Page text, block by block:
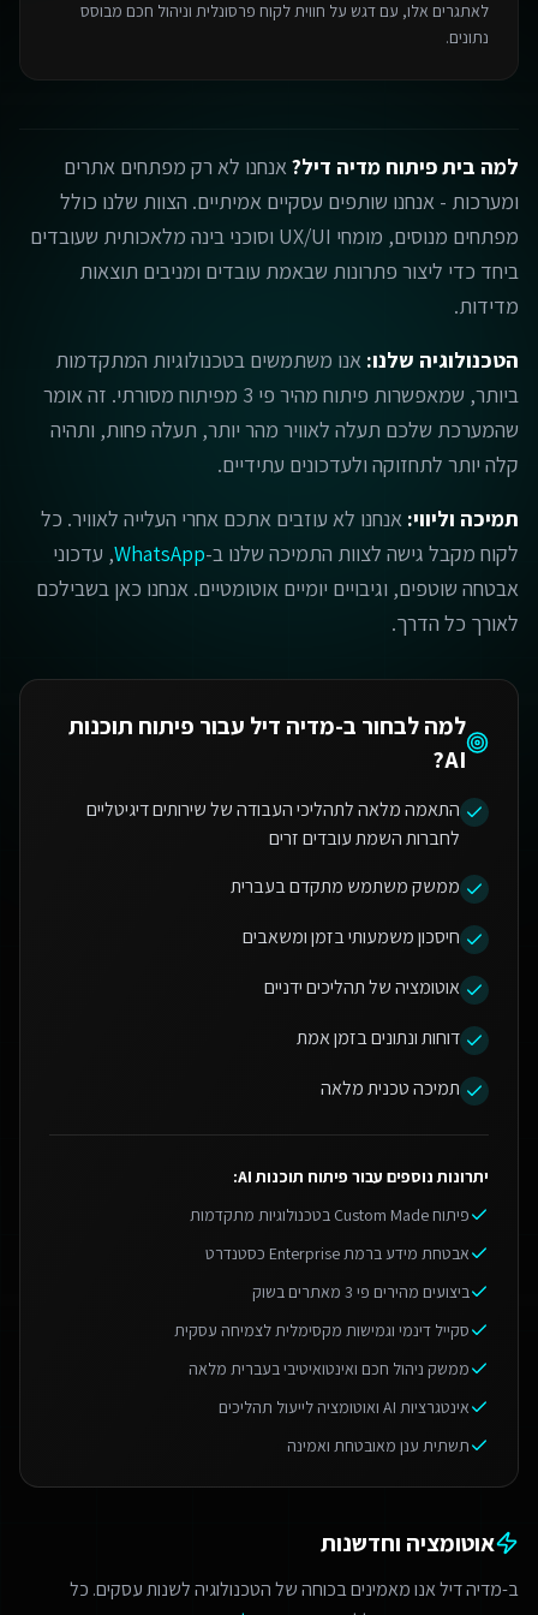
לאתגרים אלו, עם דגש על חווית לקוח פרסונלית וניהול חכם מבוסס
נתונים.
למה בית פיתוח מדיה דיל?אנחנו לא רק מפתחים אתרים
ומערכות - אנחנו שותפים עסקיים אמיתיים. הצוות שלנו כולל
מפתחים מנוסים, מומחי UX/UI וסוכני בינה מלאכותית שעובדים
ביחד כדי ליצור פתרונות שבאמת עובדים ומניבים תוצאות
מדידות.
הטכנולוגיה שלנו: אנו משתמשים בטכנולוגיות המתקדמות
ביותר, שמאפשרות פיתוח מהיר פי 3 מפיתוח מסורתי. זה אומר
שהמערכת שלכם תעלה לאוויר מהר יותר, תעלה פחות, ותהיה
קלה יותר לתחזוקה ולעדכונים עתידיים.
תמיכה וליווי: אנחנו לא עוזבים אתכם אחרי העלייה לאוויר. כל
לקוח מקבל גישה לצוות התמיכה שלנו ב-WhatsApp, עדכוני
אבטחה שוטפים, וגיבויים יומיים אוטומטיים. אנחנו כאן בשבילכם
לאורך כל הדרך.
למה לבחור ב-מדיה דיל עבור פיתוח תוכנות
AI
?
התאמה מלאה לתהליכי העבודה של שירותים דיגיטליים
לחברות השמת עובדים זרים
ממשק משתמש מתקדם בעברית
חיסכון משמעותי בזמן ומשאבים
אוטומציה של תהליכים ידניים
דוחות ונתונים בזמן אמת
תמיכה טכנית מלאה
יתרונות נוספים עבור פיתוח תוכנות AI
:
פיתוח Custom Made בטכנולוגיות מתקדמות
אבטחת מידע ברמת Enterprise כסטנדרט
ביצועים מהירים פי 3 מאתרים בשוק
סקייל דינמי וגמישות מקסימלית לצמיחה עסקית
ממשק ניהול חכם ואינטואיטיבי בעברית מלאה
אינטגרציות AI ואוטומציה לייעול תהליכים
תשתית ענן מאובטחת ואמינה
אוטומציה וחדשנות
ב-מדיה דיל אנו מאמינים בכוחה של הטכנולוגיה לשנות עסקים. כל